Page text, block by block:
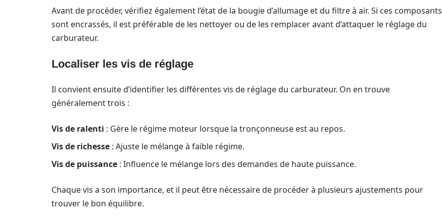
Avant de procéder, vérifiez également l’état de la bougie d’allumage et du filtre à air. Si ces composants
sont encrassés, il est préférable de les nettoyer ou de les remplacer avant d’attaquer le réglage du
carburateur.
Localiser les vis de réglage
Il convient ensuite d’identifier les différentes vis de réglage du carburateur. On en trouve
généralement trois :
Vis de ralenti : Gère le régime moteur lorsque la tronçonneuse est au repos.
Vis de richesse : Ajuste le mélange à faible régime.
Vis de puissance : Influence le mélange lors des demandes de haute puissance.
Chaque vis a son importance, et il peut être nécessaire de procéder à plusieurs ajustements pour
trouver le bon équilibre.